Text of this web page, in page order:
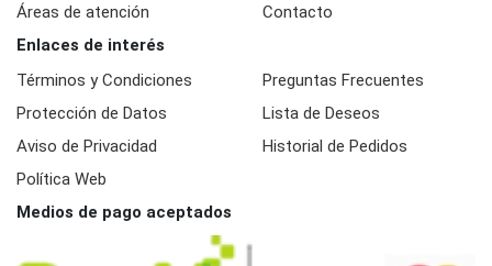
Áreas de atención
Contacto
Enlaces de interés
Términos y Condiciones
Protección de Datos
Aviso de Privacidad
Política Web
Preguntas Frecuentes
Lista de Deseos
Historial de Pedidos
Medios de pago aceptados